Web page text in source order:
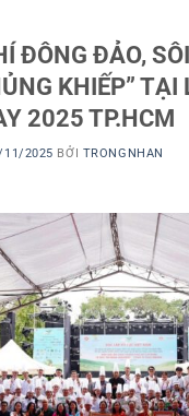
ĐÔNG ĐẢO,
KHIẾP” TẠI
2025 TP.HCM
11/2025 BỞI TRONGNHAN